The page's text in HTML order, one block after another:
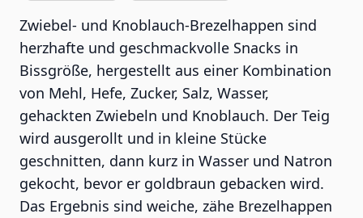
Zwiebel- und Knoblauch-Brezelhappen sind
herzhafte und geschmackvolle Snacks in
Bissgröße, hergestellt aus einer Kombination
von Mehl, Hefe, Zucker, Salz, Wasser,
gehackten Zwiebeln und Knoblauch. Der Teig
wird ausgerollt und in kleine Stücke
geschnitten, dann kurz in Wasser und Natron
gekocht, bevor er goldbraun gebacken wird.
Das Ergebnis sind weiche, zähe Brezelhappen